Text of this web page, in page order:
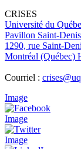
CRISES
Université du
Pavillon Saint-
1290, rue Saint-
Montréal (Québec)
Courriel :
Image
Image
Image